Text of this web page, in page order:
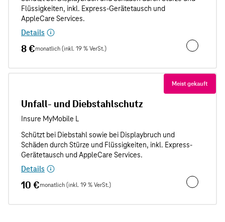
Details
8 €monatlich (inkl. 19 % VerSt.)
Meist gekauft
Unfall- und Diebstahlschutz
Details
10 €monatlich (inkl. 19 % VerSt.) Unfall- und